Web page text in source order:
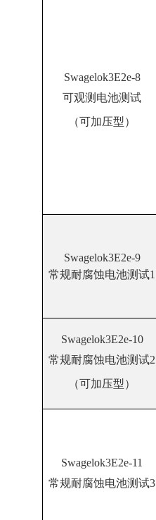
Swagelok3E2e-8
可观测电池测试
（可加压型）
Swagelok3E2e-9
常规耐腐蚀电池测试1
Swagelok3E2e-10
常规耐腐蚀电池测试2
（可加压型）
Swagelok3E2e-11
常规耐腐蚀电池测试3